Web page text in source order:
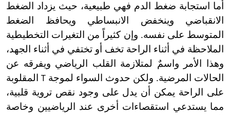
أما استجابة ضغط الدم فهي طبيعية، حيث يزداد الضغط
الانقباضي وينخفض الانبساطي ويحافظ الضغط
المتوسط على نفسه. وإن كثيراً من التغيرات التخطيطية
الملاحظة في أثناء الراحة تخف أو تختفي في أثناء الجهد،
وهذا الأمر واسمٌ لمتلازمة القلب الرياضي ويفرقه عن
الحالات المرضية. ولكن حدوث السواء لموجة T المقلوبة
على الراحة يمكن أن يدل على وجود نقص تروية قلبية،
مما يستدعي استقصاءات أخرى عند الرياضيين وخاصة